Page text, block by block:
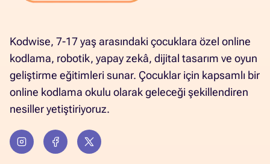
Kodwise, 7-17 yaş arasındaki çocuklara özel online
kodlama, robotik, yapay zekâ, dijital tasarım ve oyun
geliştirme eğitimleri sunar. Çocuklar için kapsamlı bir
online kodlama okulu olarak geleceği şekillendiren
nesiller yetiştiriyoruz.